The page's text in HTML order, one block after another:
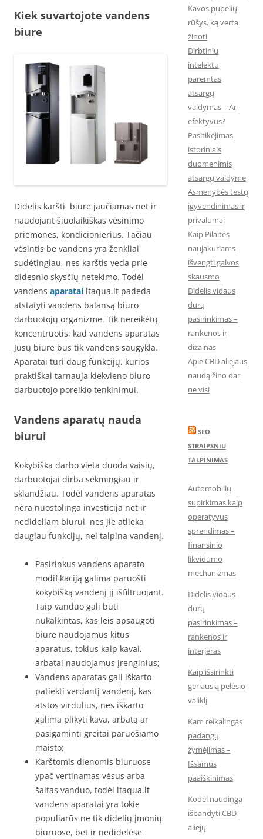
Kiek suvartojote vandens
biure
Didelis karšti biure jaučiamas net ir
naudojant šiuolaikiškas vėsinimo
priemones, kondicionierius. Tačiau
vėsintis be vandens yra ženkliai
sudėtingiau, nes karštis veda prie
didesnio skysčių netekimo. Todėl
vandens aparatai ltaqua.lt padeda
atstatyti vandens balansą biuro
darbuotojų organizme. Tik nereikėtų
koncentruotis, kad vandens aparatas
Jūsų biure bus tik vandens saugykla.
Aparatai turi daug funkcijų, kurios
praktiškai tarnauja kiekvieno biuro
darbuotojo poreikio tenkinimui.
Vandens aparatų nauda
biurui
Kokybiška darbo vieta duoda vaisių,
darbuotojai dirba sėkmingiau ir
sklandžiau. Todėl vandens aparatas
nėra nuostolinga investicija net ir
nedideliam biurui, nes jie atlieka
daugiau funkcijų, nei talpina vandenį.
Pasirinkus vandens aparato
modifikaciją galima paruošti
kokybišką vandenį jį išfiltruojant.
Taip vanduo gali būti
nukalkintas, kas leis apsaugoti
biure naudojamus kitus
aparatus, tokius kaip kavai,
arbatai naudojamus įrenginius;
Vandens aparatas gali iškarto
patiekti verdantį vandenį, kas
atstos virdulius, nes iškarto
galima plikyti kava, arbatą ar
pasigaminti greitai paruošiamo
maisto;
Karštomis dienomis biuruose
ypač vertinamas vėsus arba
šaltas vanduo, todėl ltaqua.lt
vandens aparatai yra tokie
populiarūs ne tik didelių įmonių
biuruose, bet ir nedidelėse
Kavos pupelių
rūšys, ką verta
žinoti
Dirbtiniu
intelektu
paremtas
atsargų
valdymas – Ar
efektyvus?
Pasitikėjimas
istoriniais
duomenimis
atsargų valdyme
Asmenybės testų
įgyvendinimas ir
privalumai
Kaip Pilaitės
naujakuriams
išvengti galvos
skausmo
Didelis vidaus
durų
pasirinkimas –
rankenos ir
dizainas
Apie CBD aliejaus
naudą žino dar
ne visi
SEO
STRAIPSNIU
TALPINIMAS
Automobilių
supirkimas kaip
operatyvus
sprendimas –
finansinio
likvidumo
mechanizmas
Didelis vidaus
durų
pasirinkimas –
rankenos ir
interjeras
Kaip išsirinkti
geriausią pelėsio
valiklį
Kam reikalingas
padangų
žymėjimas –
Išsamus
paaiškinimas
Kodėl naudinga
išbandyti CBD
aliejų